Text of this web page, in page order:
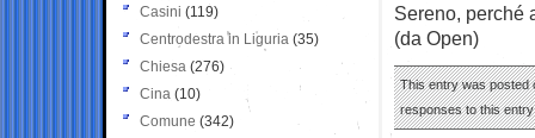
Sereno, perché
(da Open)
This entry was posted
responses to this
Casini (119)
Centrodestra in Liguria (35)
Chiesa (276)
Cina (10)
Comune (342)